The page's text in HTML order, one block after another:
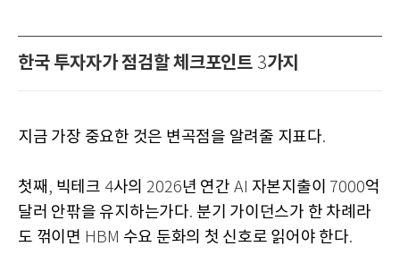
한국 투자자가 점검할 체크포인트 3가지
지금 가장 중요한 것은 변곡점을 알려줄 지표다.
첫째 , 빅테크 4사의 2026년 연간 AI 자본지출이 7000억
달러 안팎을 유지하는가다. 분기 가이던스가 한 차례라
도 꺾이면 HBM 수요 둔화의 첫 신호로 읽어야 한다.